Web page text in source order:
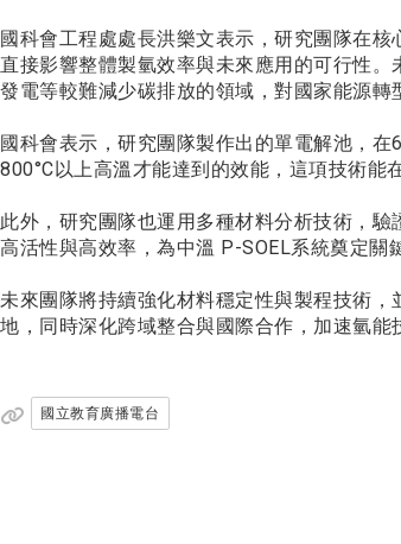
國科會工程處處長洪樂文表示，研究團隊在
直接影響整體製氫效率與未來應用的可行性
發電等較難減少碳排放的領域，對國家能源轉
國科會表示，研究團隊製作出的單電解池，
800°C以上高溫才能達到的效能，這項技術能
此外，研究團隊也運用多種材料分析技術，
高活性與高效率，為中溫 P-SOEL系統奠定關
未來團隊將持續強化材料穩定性與製程技術
地，同時深化跨域整合與國際合作，加速氫能
國立教育廣播電台